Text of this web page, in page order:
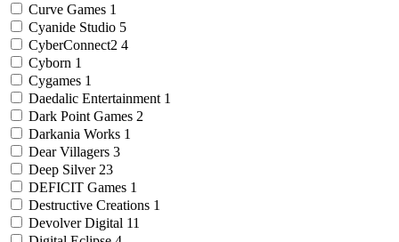
Curve Games 1
Cyanide Studio 5
CyberConnect2 4
Cyborn 1
Cygames 1
Daedalic Entertainment 1
Dark Point Games 2
Darkania Works 1
Dear Villagers 3
Deep Silver 23
DEFICIT Games 1
Destructive Creations 1
Devolver Digital 11